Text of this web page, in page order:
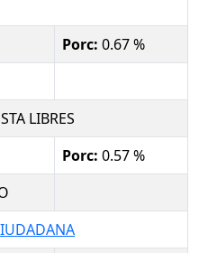
Porc: 0.67 %
LIBRES
Porc: 0.57 %